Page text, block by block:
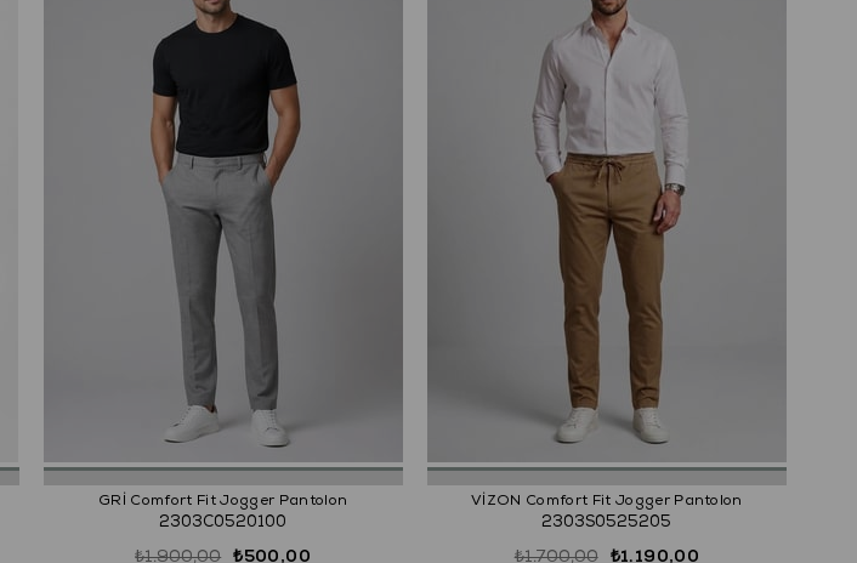
GRİ Comfort Fit Jogger Pantolon
2303C0520100
₺500,00
₺1.900,00
VİZON Comfort Fit Jogger Pantolon
2303S0525205
₺1.190,00
₺1.700,00